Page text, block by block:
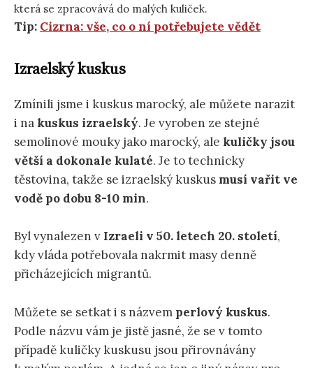
která se zpracovává do malých kuliček.
Tip: Cizrna: vše, co o ní potřebujete vědět
Izraelský kuskus
Zmínili jsme i kuskus marocký, ale můžete narazit
i na kuskus izraelský. Je vyroben ze stejné
semolinové mouky jako marocký, ale kuličky jsou
větší a dokonale kulaté. Je to technicky
těstovina, takže se izraelský kuskus musí vařit ve
vodě po dobu 8-10 min.
Byl vynalezen v Izraeli v 50. letech 20. století,
kdy vláda potřebovala nakrmit masy denně
přicházejících migrantů.
Můžete se setkat i s názvem perlový kuskus.
Podle názvu vám je jistě jasné, že se v tomto
případě kuličky kuskusu jsou přirovnávány